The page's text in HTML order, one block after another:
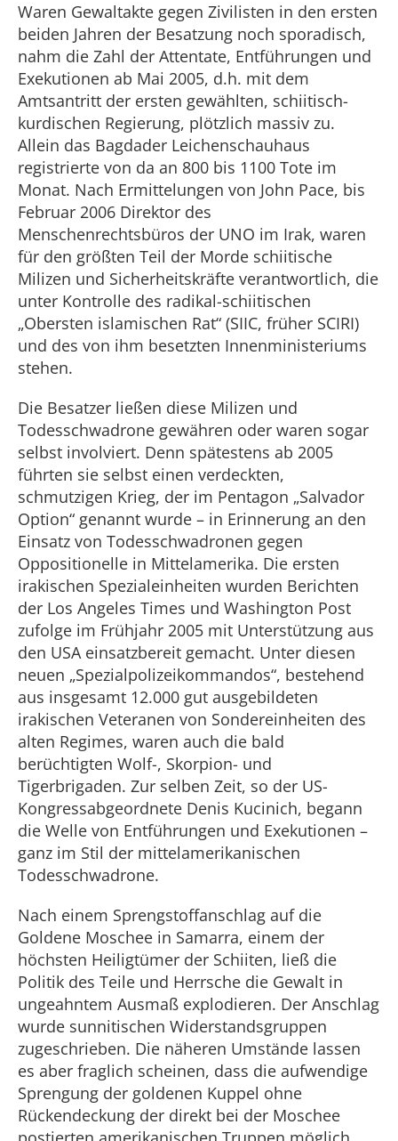
Waren Gewaltakte gegen Zivilisten in den ersten
beiden Jahren der Besatzung noch sporadisch,
nahm die Zahl der Attentate, Entführungen und
Exekutionen ab Mai 2005, d.h. mit dem
Amtsantritt der ersten gewählten, schiitisch-
kurdischen Regierung, plötzlich massiv zu.
Allein das Bagdader Leichenschauhaus
registrierte von da an 800 bis 1100 Tote im
Monat. Nach Ermittelungen von John Pace, bis
Februar 2006 Direktor des
Menschenrechtsbüros der UNO im Irak, waren
für den größten Teil der Morde schiitische
Milizen und Sicherheitskräfte verantwortlich, die
unter Kontrolle des radikal-schiitischen
„Obersten islamischen Rat“ (SIIC, früher SCIRI)
und des von ihm besetzten Innenministeriums
stehen.
Die Besatzer ließen diese Milizen und
Todesschwadrone gewähren oder waren sogar
selbst involviert. Denn spätestens ab 2005
führten sie selbst einen verdeckten,
schmutzigen Krieg, der im Pentagon „Salvador
Option“ genannt wurde – in Erinnerung an den
Einsatz von Todesschwadronen gegen
Oppositionelle in Mittelamerika. Die ersten
irakischen Spezialeinheiten wurden Berichten
der Los Angeles Times und Washington Post
zufolge im Frühjahr 2005 mit Unterstützung aus
den USA einsatzbereit gemacht. Unter diesen
neuen „Spezialpolizeikommandos“, bestehend
aus insgesamt 12.000 gut ausgebildeten
irakischen Veteranen von Sondereinheiten des
alten Regimes, waren auch die bald
berüchtigten Wolf-, Skorpion- und
Tigerbrigaden. Zur selben Zeit, so der US-
Kongressabgeordnete Denis Kucinich, begann
die Welle von Entführungen und Exekutionen –
ganz im Stil der mittelamerikanischen
Todesschwadrone.
Nach einem Sprengstoffanschlag auf die
Goldene Moschee in Samarra, einem der
höchsten Heiligtümer der Schiiten, ließ die
Politik des Teile und Herrsche die Gewalt in
ungeahntem Ausmaß explodieren. Der Anschlag
wurde sunnitischen Widerstandsgruppen
zugeschrieben. Die näheren Umstände lassen
es aber fraglich scheinen, dass die aufwendige
Sprengung der goldenen Kuppel ohne
Rückendeckung der direkt bei der Moschee